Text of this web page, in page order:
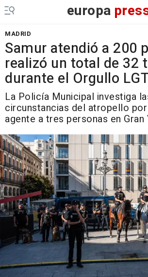
europa
MADRID
Samur atendió a 200
realizó un total de 32
durante el Orgullo
La Policía Municipal investiga
circunstancias del atropello
agente a tres personas en Gran